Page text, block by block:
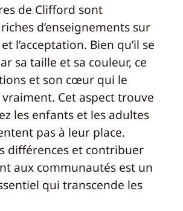
de Clifford sont
d’enseignements sur
l’acceptation. Bien qu’il se
sa taille et sa couleur, ce
et son cœur qui le
Cet aspect trouve
les enfants et les adultes
pas à leur place.
différences et contribuer
aux communautés est un
qui transcende les